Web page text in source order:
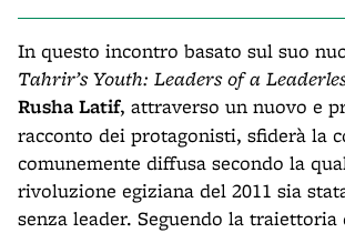
In questo incontro basato sul suo
Tahrir’s Youth: Leaders of a
Rusha Latif, attraverso un nuovo e
racconto dei protagonisti, sfiderà la
comunemente diffusa secondo la
rivoluzione egiziana del 2011 sia
senza leader. Seguendo la